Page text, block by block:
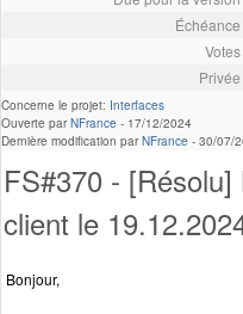
Échéance
Votes
Privée
Concerne le projet: Interfaces
Ouverte parNFrance - 17/12/2024
Dernière modification parNFrance - 30/07/
FS#370 -
client le
Bonjour,